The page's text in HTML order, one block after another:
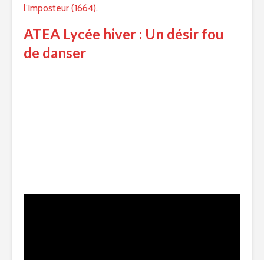
l’Imposteur (1664).
ATEA Lycée hiver : Un désir fou
de danser